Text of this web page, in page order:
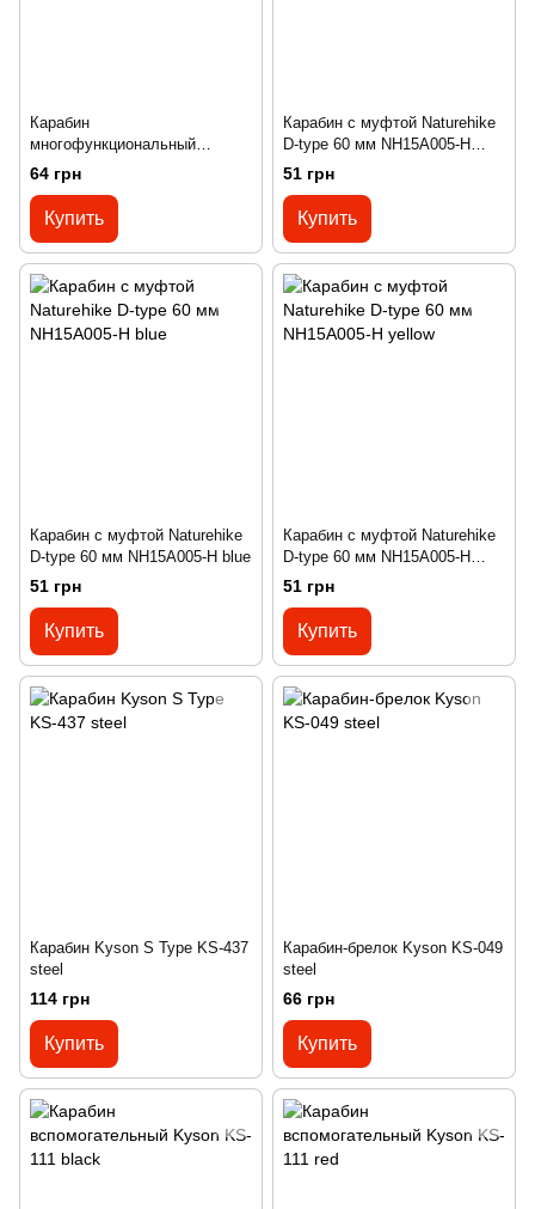
Карабин
многофункциональный
Naturehike D-type mini 40 мм
NH15A004-H blue
64 грн
Купить
Карабин с муфтой Naturehike
D-type 60 мм NH15A005-H
orange
51 грн
Купить
Карабин с муфтой Naturehike
D-type 60 мм NH15A005-H blue
51 грн
Купить
Карабин с муфтой Naturehike
D-type 60 мм NH15A005-H
yellow
51 грн
Купить
Карабин Kyson S Type KS-437
steel
114 грн
Купить
Карабин-брелок Kyson KS-049
steel
66 грн
Купить